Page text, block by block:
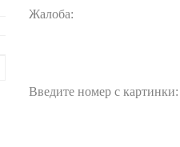
Жалоба:
Введите номер с картинки: